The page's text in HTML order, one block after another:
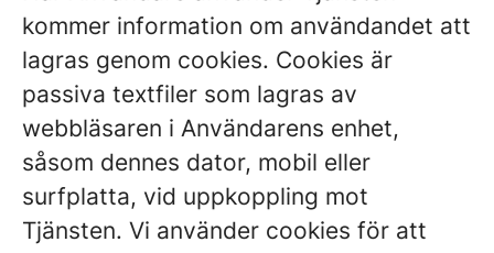
kommer information om användandet att
lagras genom cookies. Cookies är
passiva textfiler som lagras av
webbläsaren i Användarens enhet,
såsom dennes dator, mobil eller
surfplatta, vid uppkoppling mot
Tjänsten. Vi använder cookies för att